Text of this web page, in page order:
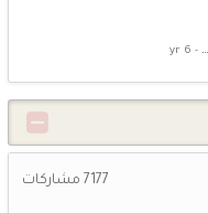
7177 مشاركات